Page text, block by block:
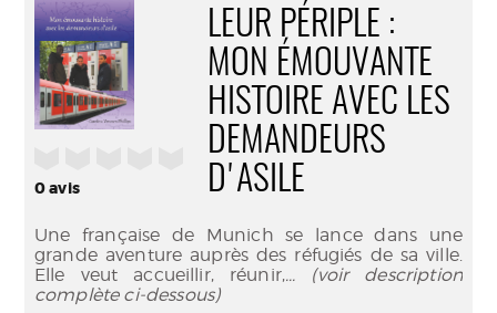
0avis
LEUR PÉRIPLE :
MON ÉMOUVANTE
HISTOIRE AVEC LES
DEMANDEURS
D'ASILE
Une française de Munich se lance dans une
grande aventure auprès des réfugiés de sa ville.
Elle veut accueillir, réunir,... (voir description
complète ci-dessous)